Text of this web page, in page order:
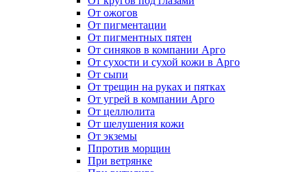
От ожогов
От пигментации
От пигментных пятен
От синяков в компании Арго
От сухости и сухой кожи в Арго
От сыпи
От трещин на руках и пятках
От угрей в компании Арго
От целлюлита
От шелушения кожи
От экземы
Ппротив морщин
При ветрянке